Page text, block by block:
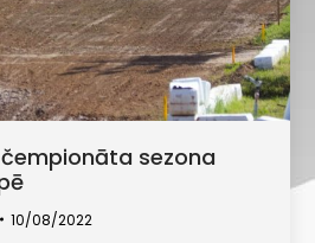
sezona
10/08/2022